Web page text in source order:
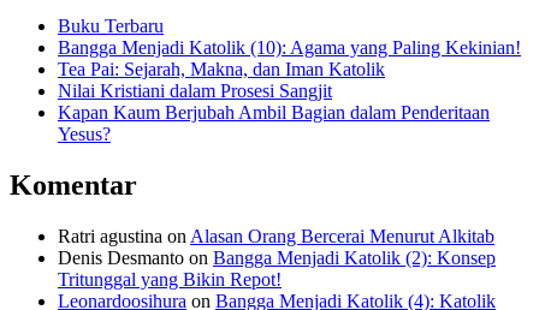
Buku Terbaru
Bangga Menjadi Katolik (10): Agama yang Paling Kekinian!
Tea Pai: Sejarah, Makna, dan Iman Katolik
Nilai Kristiani dalam Prosesi Sangjit
Kapan Kaum Berjubah Ambil Bagian dalam Penderitaan
Yesus?
Komentar
Ratri agustina on Alasan Orang Bercerai Menurut Alkitab
Denis Desmanto on Bangga Menjadi Katolik (2): Konsep
Tritunggal yang Bikin Repot!
Leonardoosihura on Bangga Menjadi Katolik (4): Katolik